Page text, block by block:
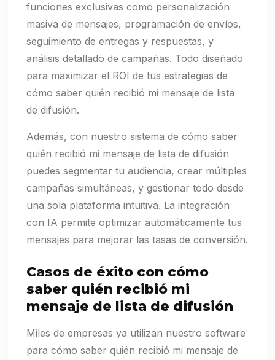
funciones exclusivas como personalización
masiva de mensajes, programación de envíos,
seguimiento de entregas y respuestas, y
análisis detallado de campañas. Todo diseñado
para maximizar el ROI de tus estrategias de
cómo saber quién recibió mi mensaje de lista
de difusión.
Además, con nuestro sistema de cómo saber
quién recibió mi mensaje de lista de difusión
puedes segmentar tu audiencia, crear múltiples
campañas simultáneas, y gestionar todo desde
una sola plataforma intuitiva. La integración
con IA permite optimizar automáticamente tus
mensajes para mejorar las tasas de conversión.
Casos de éxito con cómo
saber quién recibió mi
mensaje de lista de difusión
Miles de empresas ya utilizan nuestro software
para cómo saber quién recibió mi mensaje de